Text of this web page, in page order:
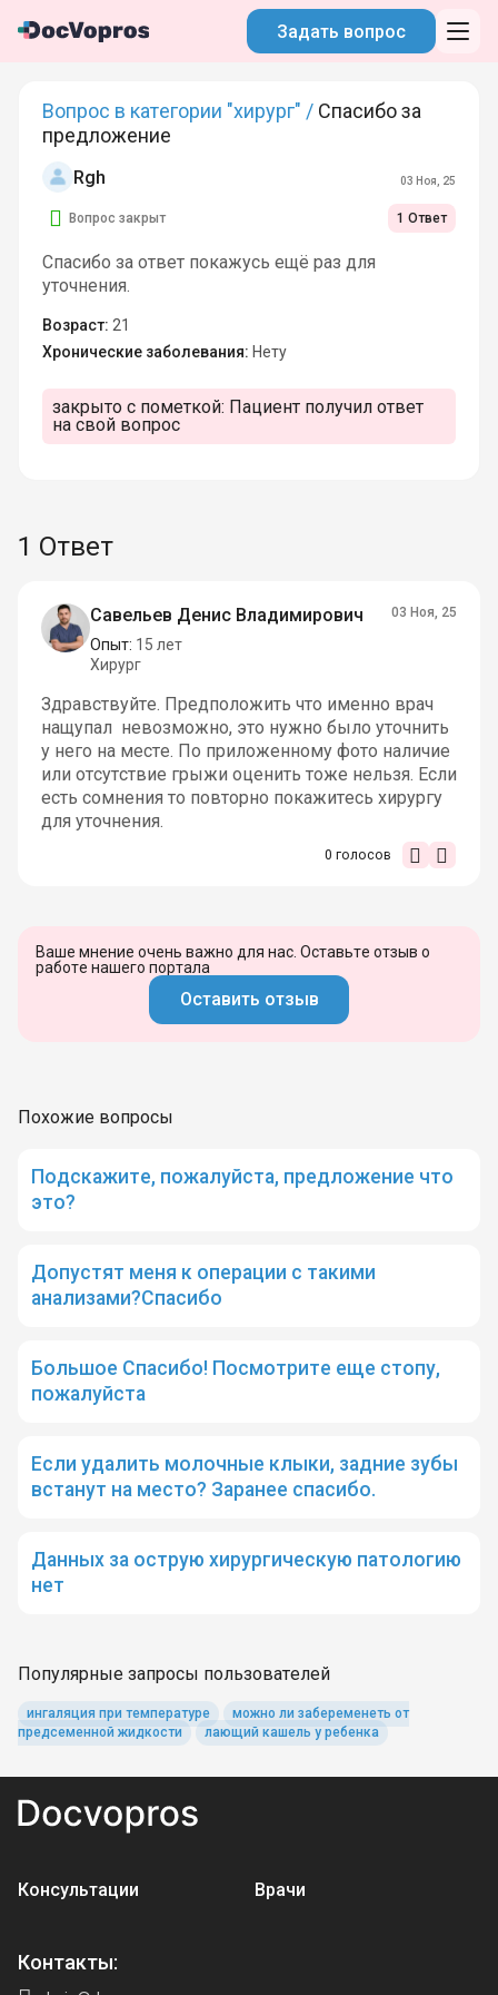
Задать вопрос
Вопрос в категории "хирург" / Спасибо за
предложение
Rgh 03 Ноя, 25
Вопрос закрыт 1 Ответ
Спасибо за ответ покажусь ещё раз для
уточнения.
Возраст: 21
Хронические заболевания: Нету
закрыто с пометкой: Пациент получил ответ
на свой вопрос
1 Ответ
Савельев Денис Владимирович
Опыт: 15 лет
Хирург
03 Ноя, 25
Здравствуйте. Предположить что именно врач
нащупал невозможно, это нужно было уточнить
у него на месте. По приложенному фото наличие
или отсутствие грыжи оценить тоже нельзя. Если
есть сомнения то повторно покажитесь хирургу
для уточнения.
0 голосов
Ваше мнение очень важно для нас. Оставьте отзыв о
работе нашего портала
Оставить отзыв
Похожие вопросы
Подскажите, пожалуйста, предложение что
это?
Допустят меня к операции с такими
анализами?Спасибо
Большое Спасибо! Посмотрите еще стопу,
пожалуйста
Если удалить молочные клыки, задние зубы
встанут на место? Заранее спасибо.
Данных за острую хирургическую патологию
нет
Популярные запросы пользователей
ингаляция при температуре
можно ли забеременеть от
предсеменной жидкости
лающий кашель у ребенка
Консультации Врачи
Контакты: